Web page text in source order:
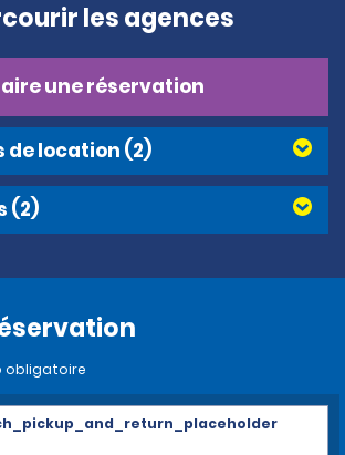
les agences
une réservation
de location (2)
(2)
obligatoire